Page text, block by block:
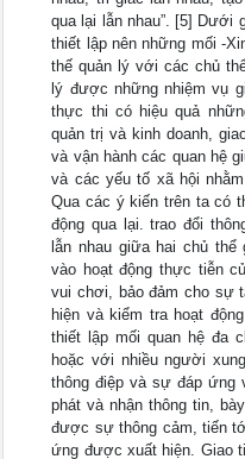
qua lại lẫn nhau”. [5] Dưới
thiết lập nên những mối -
thế quản lý với các chủ
lý được những nhiệm vụ
thực thi có hiệu quả
quản trị và kinh doanh,
và vận hành các quan hệ
và các yếu tố xã hội
Qua các ý kiến trên ta có
động qua lại. trao đổi
lẫn nhau giữa hai chủ
vào hoạt động thực tiễn
vui chơi, bảo đảm cho sự
hiện và kiểm tra hoạt
thiết lập mối quan hệ đa
hoặc với nhiều người
thông điệp và sự đáp ứng
phát và nhận thông tin,
được sự thông cảm, tiến
ứng được xuất hiện. Giao